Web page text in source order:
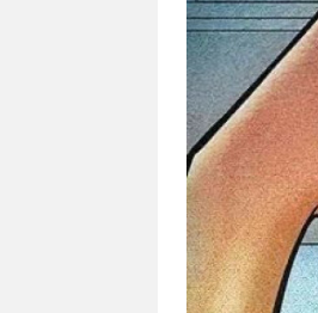
ihram.republika.co.id
rejabar.republika.co.id
repjogja.republika.co.id